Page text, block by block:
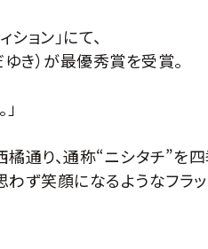
ョン」にて、
き）が最優秀賞を受賞。
橘通り、通称“ニシタチ”
ず笑顔になるようなフラッ